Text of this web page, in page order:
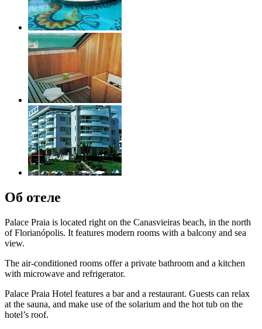
Об отеле
Palace Praia is located right on the Canasvieiras beach, in the north
of Florianópolis. It features modern rooms with a balcony and sea
view.
The air-conditioned rooms offer a private bathroom and a kitchen
with microwave and refrigerator.
Palace Praia Hotel features a bar and a restaurant. Guests can relax
at the sauna, and make use of the solarium and the hot tub on the
hotel’s roof.